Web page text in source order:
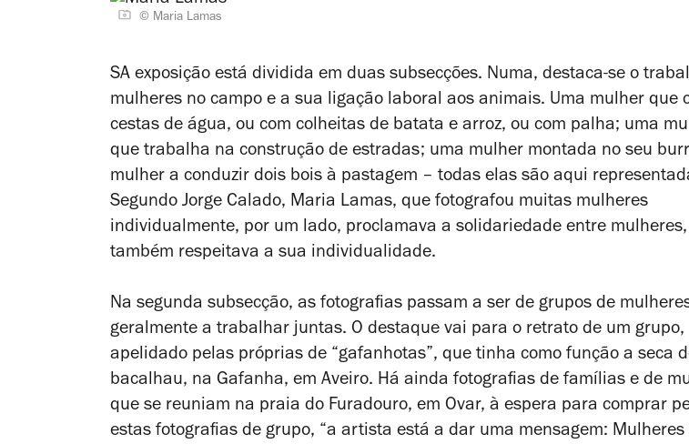
© Maria Lamas
SA exposição está dividida em duas subsecções. Numa, destaca-se o
mulheres no campo e a sua ligação laboral aos animais. Uma mulher que
cestas de água, ou com colheitas de batata e arroz, ou com palha; uma
que trabalha na construção de estradas; uma mulher montada no seu
mulher a conduzir dois bois à pastagem – todas elas são aqui
Segundo Jorge Calado, Maria Lamas, que fotografou muitas mulheres
individualmente, por um lado, proclamava a solidariedade entre
também respeitava a sua individualidade.
Na segunda subsecção, as fotografias passam a ser de grupos de
geralmente a trabalhar juntas. O destaque vai para o retrato de um grupo,
apelidado pelas próprias de “gafanhotas”, que tinha como função a seca
bacalhau, na Gafanha, em Aveiro. Há ainda fotografias de famílias e de
que se reuniam na praia do Furadouro, em Ovar, à espera para comprar
estas fotografias de grupo, “a artista está a dar uma mensagem: Mulheres